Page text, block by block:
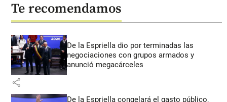
Te recomendamos
De la Espriella dio por terminadas las
negociaciones con grupos armados y
anunció megacárceles
share
De la Espriella congelará el gasto público,